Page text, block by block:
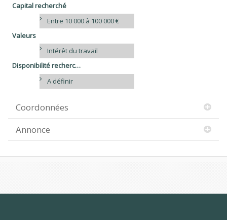
Capital recherché
Entre 10 000 à 100 000 €
Valeurs
Intérêt du travail
Disponibilité recherchée
A définir
Coordonnées
Annonce